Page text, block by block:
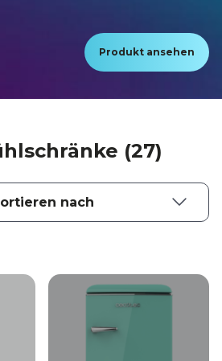
Produkt ansehen
(27)